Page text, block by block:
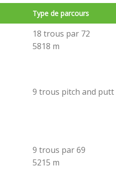
Type de parcours
18 trous par 72
5818 m
9 trous pitch and putt
9 trous par 69
5215 m